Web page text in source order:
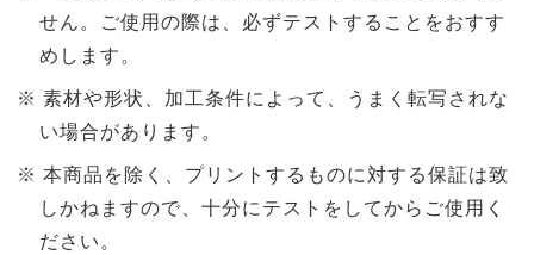
せん。ご使用の際は、必ずテストすることをおすす
めします。
素材や形状、加工条件によって、うまく転写されな
い場合があります。
本商品を除く、プリントするものに対する保証は致
しかねますので、十分にテストをしてからご使用く
ださい。